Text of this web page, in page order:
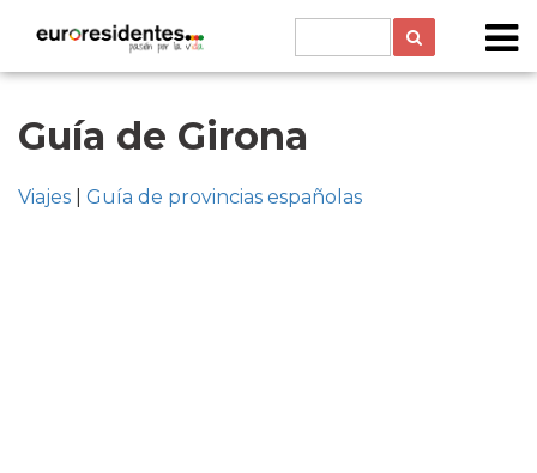
Guía de Girona
Viajes Guía de provincias españolas